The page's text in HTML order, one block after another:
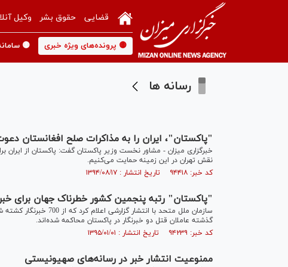
قضایی حقوق بشر وکیل
🟡 پرونده‌های ویژه خبری 🟡
رسانه ها
"پاکستان"، ایران را به مذاکرات صلح افغانستان
خبرگزاری میزان - مشاور نخست وزیر پاکستان گفت: پاکستان از ایران
نقش تهران در این زمینه حمایت می‌کنیم.
کد خبر: ۹۴۴۱۸ تاریخ انتشار : ۱۳۹۴/۰۸/۱۷
"پاکستان" رتبه پنجمین کشور خطرناک جهان برای
گذشته عاملان قتل دو خبرنگار در پاکستان محاکمه شده‌اند.
کد خبر: ۹۴۲۳۹ تاریخ انتشار : ۱۳۹۵/۰۱/۰۱
ممنوعیت انتشار خبر در رسانه‌های صهیونیستی